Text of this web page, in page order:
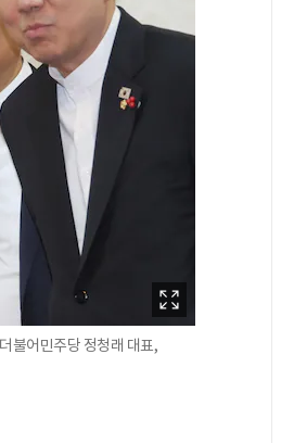
불어민주당 정청래 대표,